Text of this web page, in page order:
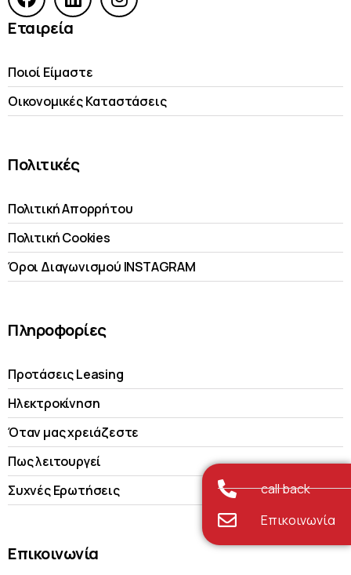
Εταιρεία
Ποιοί Είμαστε
Οικονομικές Kαταστάσεις
Πολιτικές
Πολιτική Απορρήτου
Πολιτική Cookies
Όροι Διαγωνισμού INSTAGRAM
Πληροφορίες
Προτάσεις Leasing
Ηλεκτροκίνηση
Όταν μας χρειάζεστε
Πως λειτουργεί
Συχνές Ερωτήσεις
Επικοινωνία
call back
Επικοινωνία